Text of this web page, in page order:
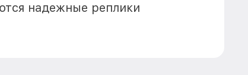
надежные реплики